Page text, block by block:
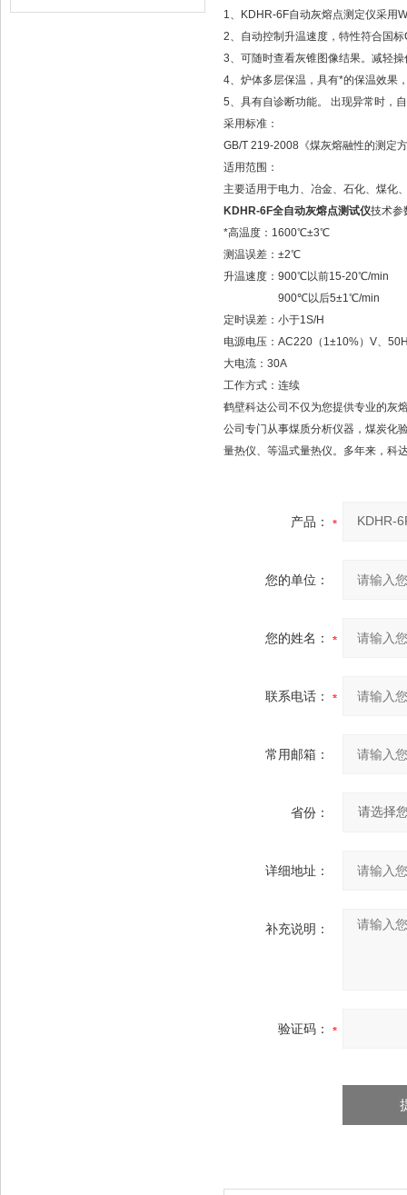
1、KDHR-6F自动灰熔点测定仪采用
2、自动控制升温速度，特性符合国
3、可随时查看灰锥图像结果。减轻
4、炉体多层保温，具有*的保温效果
5、具有自诊断功能。 出现异常时，
采用标准：
GB/T 219-2008《煤灰熔融性的测定
适用范围：
主要适用于电力、冶金、石化、煤化
KDHR-6F全自动灰熔点测试仪技术参
*高温度：1600℃±3℃
测温误差：±2℃
升温速度：900℃以前15-
900℃以后5±1℃/min
定时误差：小于1S/H
电源电压：AC220（1±10%）V、
大电流：30A
工作方式：连续
鹤壁科达公司不仅为您提供专业的灰
公司专门从事煤质分析仪器，煤炭化
量热仪、等温式量热仪。多年来，科
产品：
您的单位：
您的姓名：
联系电话：
常用邮箱：
省份：
详细地址：
补充说明：
验证码：